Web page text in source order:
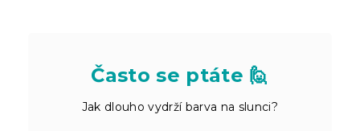
Často se ptáte 🙋
Jak dlouho vydrží barva na slunci?